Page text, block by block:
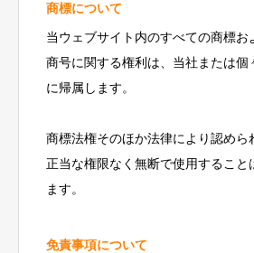
商標について
当ウェブサイト内のすべての商標お
商号に関する権利は、当社または個
に帰属します。
商標法権そのほか法律により認めら
正当な権限なく無断で使用すること
ます。
免責事項について